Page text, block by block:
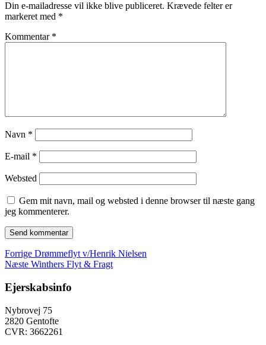
Din e-mailadresse vil ikke blive publiceret. Krævede felter er
markeret med *
Kommentar *
Navn *
E-mail *
Websted
Gem mit navn, mail og websted i denne browser til næste gang
jeg kommenterer.
Indlægsnavigation
Forrige Forrige
indlæg:
Drømmeflyt v/Henrik Nielsen
Næste Næste
Winthers Flyt & Fragt
Ejerskabsinfo
Nybrovej 75
2820 Gentofte
CVR: 3662261